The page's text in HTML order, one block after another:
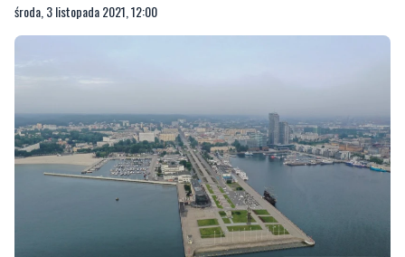
środa, 3 listopada 2021, 12:00